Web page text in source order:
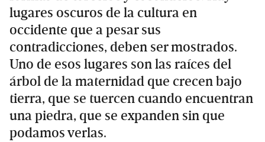
lugares oscuros de la cultura en
occidente que a pesar sus
contradicciones, deben ser mostrados.
Uno de esos lugares son las raíces del
árbol de la maternidad que crecen bajo
tierra, que se tuercen cuando encuentran
una piedra, que se expanden sin que
podamos verlas.